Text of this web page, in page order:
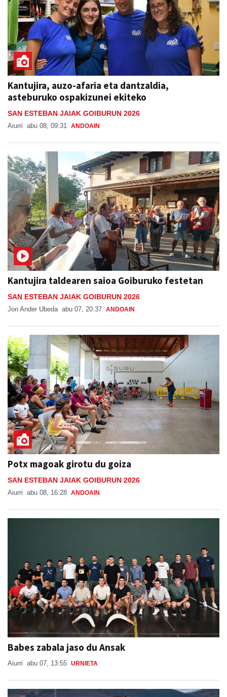
Kantujira, auzo-afaria eta dantzaldia,
asteburuko ospakizunei ekiteko
SAN ESTEBAN JAIAK GOIBURUN 2026
Aiurri abu 08, 09:31 ANDOAIN
Kantujira taldearen saioa Goiburuko festetan
SAN ESTEBAN JAIAK GOIBURUN 2026
Jon Ander Ubeda abu 07, 20:37 ANDOAIN
Potx magoak girotu du goiza
SAN ESTEBAN JAIAK GOIBURUN 2026
Aiurri abu 08, 16:28 ANDOAIN
Babes zabala jaso du Ansak
Aiurri abu 07, 13:55 URNIETA